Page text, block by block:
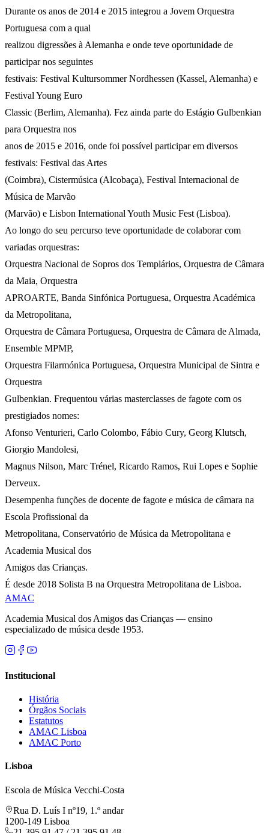
Durante os anos de 2014 e 2015 integrou a Jovem Orquestra
Portuguesa com a qual
realizou digressões à Alemanha e onde teve oportunidade de
participar nos seguintes
festivais: Festival Kultursommer Nordhessen (Kassel, Alemanha) e
Festival Young Euro
Classic (Berlim, Alemanha). Fez ainda parte do Estágio Gulbenkian
para Orquestra nos
anos de 2015 e 2016, onde foi possível participar em diversos
festivais: Festival das Artes
(Coimbra), Cistermúsica (Alcobaça), Festival Internacional de
Música de Marvão
(Marvão) e Lisbon International Youth Music Fest (Lisboa).
Ao longo do seu percurso teve oportunidade de colaborar com
variadas orquestras:
Orquestra Nacional de Sopros dos Templários, Orquestra de Câmara
da Maia, Orquestra
APROARTE, Banda Sinfónica Portuguesa, Orquestra Académica
da Metropolitana,
Orquestra de Câmara Portuguesa, Orquestra de Câmara de Almada,
Ensemble MPMP,
Orquestra Filarmónica Portuguesa, Orquestra Municipal de Sintra e
Orquestra
Gulbenkian. Frequentou várias masterclasses de fagote com os
prestigiados nomes:
Afonso Venturieri, Carlo Colombo, Fábio Cury, Georg Klutsch,
Giorgio Mandolesi,
Magnus Nilson, Marc Trénel, Ricardo Ramos, Rui Lopes e Sophie
Derveux.
Desempenha funções de docente de fagote e música de câmara na
Escola Profissional da
Metropolitana, Conservatório de Música da Metropolitana e
Academia Musical dos
Amigos das Crianças.
É desde 2018 Solista B na Orquestra Metropolitana de Lisboa.
AMAC
Academia Musical dos Amigos das Crianças — ensino
especializado de música desde 1953.
Institucional
História
Órgãos Sociais
Estatutos
AMAC Lisboa
AMAC Porto
Lisboa
Escola de Música Vecchi-Costa
Rua D. Luís I nº19, 1.º andar
1200-149 Lisboa